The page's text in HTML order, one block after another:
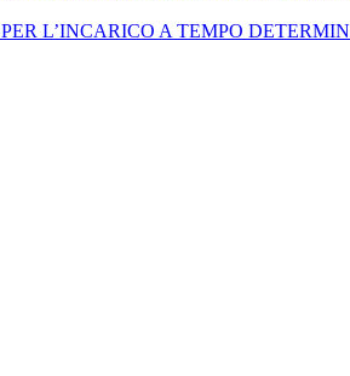
L’INCARICO A TEMPO